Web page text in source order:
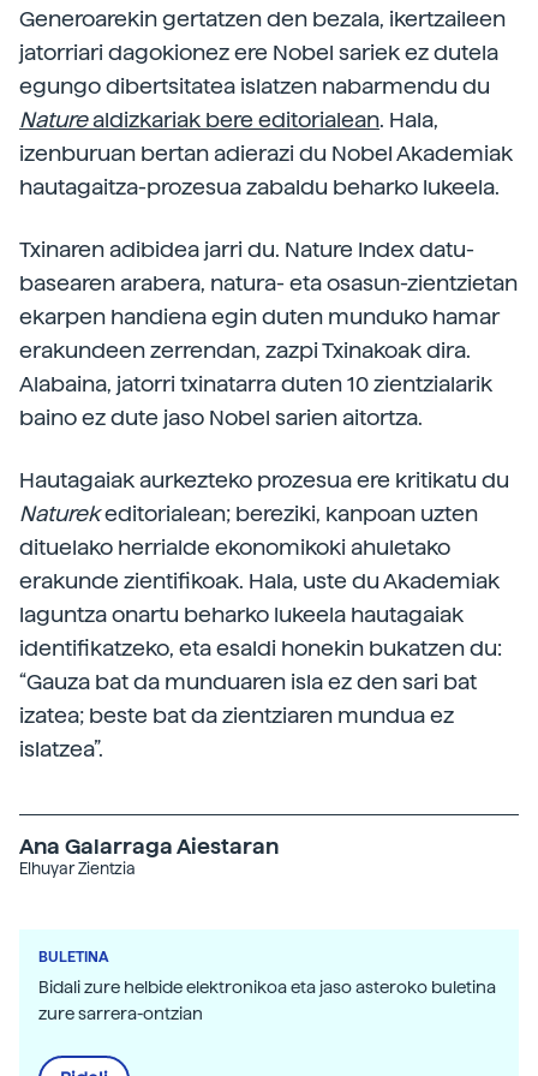
Generoarekin gertatzen den bezala, ikertzaileen
jatorriari dagokionez ere Nobel sariek ez dutela
egungo dibertsitatea islatzen nabarmendu du
Nature aldizkariak bere editorialean. Hala,
izenburuan bertan adierazi du Nobel Akademiak
hautagaitza-prozesua zabaldu beharko lukeela.
Txinaren adibidea jarri du. Nature Index datu-
basearen arabera, natura- eta osasun-zientzietan
ekarpen handiena egin duten munduko hamar
erakundeen zerrendan, zazpi Txinakoak dira.
Alabaina, jatorri txinatarra duten 10 zientzialarik
baino ez dute jaso Nobel sarien aitortza.
Hautagaiak aurkezteko prozesua ere kritikatu du
Naturekeditorialean; bereziki, kanpoan uzten
dituelako herrialde ekonomikoki ahuletako
erakunde zientifikoak. Hala, uste du Akademiak
laguntza onartu beharko lukeela hautagaiak
identifikatzeko, eta esaldi honekin bukatzen du:
“Gauza bat da munduaren isla ez den sari bat
izatea; beste bat da zientziaren mundua ez
islatzea”.
Ana Galarraga Aiestaran
Elhuyar Zientzia
BULETINA
Bidali zure helbide elektronikoa eta jaso asteroko buletina
zure sarrera-ontzian